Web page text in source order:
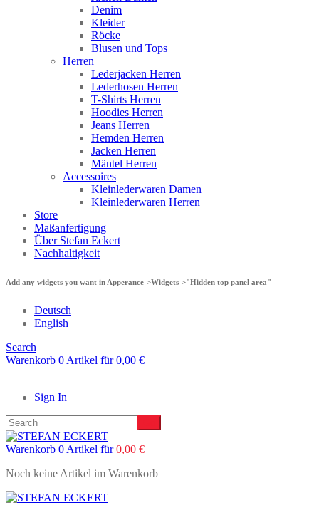
Denim
Kleider
Röcke
Blusen und Tops
Herren
Lederjacken Herren
Lederhosen Herren
T-Shirts Herren
Hoodies Herren
Jeans Herren
Hemden Herren
Jacken Herren
Mäntel Herren
Accessoires
Kleinlederwaren Damen
Kleinlederwaren Herren
Store
Maßanfertigung
Über Stefan Eckert
Nachhaltigkeit
Add any widgets you want in Apperance->Widgets->"Hidden top panel area"
Deutsch
English
Search
Warenkorb 0 Artikel für0,00 €
Sign In
Warenkorb 0 Artikel für0,00 €
Noch keine Artikel im Warenkorb